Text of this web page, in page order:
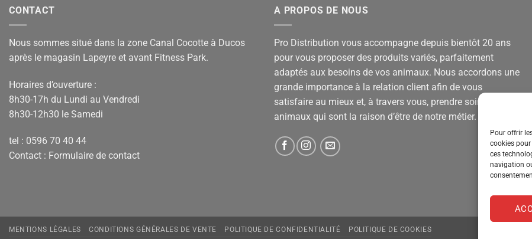
Pour offrir
cookies
ces
navigation
CONTACT
Nous sommes situé dans la zone Canal Cocotte à Ducos
après le magasin Lapeyre et avant Fitness Park.
Horaires d’ouverture :
8h30-17h du Lundi au Vendredi
8h30-12h30 le Samedi
tel : 0596 70 40 44
Contact : Formulaire de contact
A PROPOS DE NOUS
Pro Distribution vous accompagne depuis bientôt 20 ans
pour vous proposer des produits variés, parfaitement
adaptés aux besoins de vos animaux. Nous accordons une
grande importance à la relation client afin de vous
satisfaire au mieux et, à travers vous, prendre soin de vos
animaux qui sont la raison d’être de notre métier.
MENTIONS LÉGALES CONDITIONS GÉNÉRALES DE VENTE POLITIQUE DE CONFIDENTIALITÉ POLITIQUE DE COOKIES